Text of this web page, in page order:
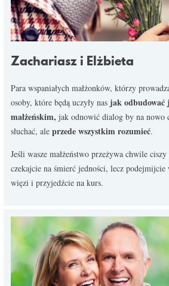
Zachariasz i Elżbieta
Para wspaniałych małżonków, którzy
osoby, które będą uczyły nas jak odbudować
małżeńskim, jak odnowić dialog by na nowo
słuchać, ale przede wszystkim rozumieć.
Jeśli wasze małżeństwo przeżywa chwile
czekajcie na śmierć jedności, lecz podejmijcie
więzi i przyjedźcie na kurs.